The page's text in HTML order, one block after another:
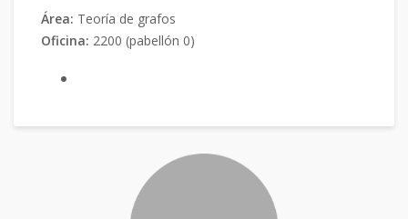
Área: Teoría de grafos
Oficina: 2200 (pabellón 0)